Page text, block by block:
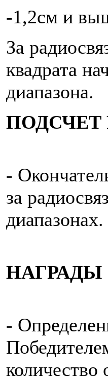
-1,2см и
За
квадрата
диапазона.
ПОДСЧЕТ
-
за
диапазонах.
НАГРАДЫ
-
количество